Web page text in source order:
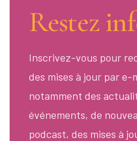
Restez
Inscrivez-vous pour
des mises à jour par e-
notamment des
événements, de
podcast, des mises à